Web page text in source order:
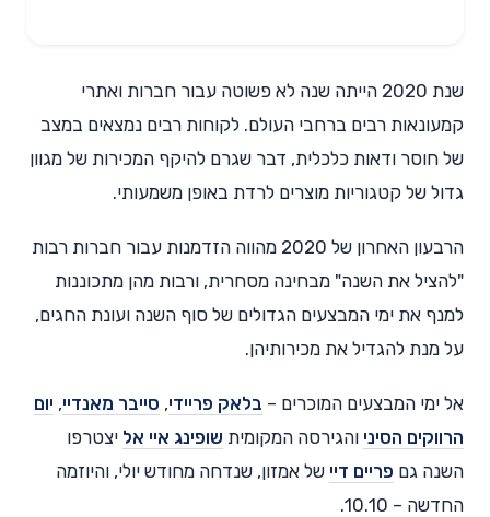
שנת 2020 הייתה שנה לא פשוטה עבור חברות ואתרי
קמעונאות רבים ברחבי העולם. לקוחות רבים נמצאים במצב
של חוסר ודאות כלכלית, דבר שגרם להיקף המכירות של מגוון
גדול של קטגוריות מוצרים לרדת באופן משמעותי.
הרבעון האחרון של 2020 מהווה הזדמנות עבור חברות רבות
"להציל את השנה" מבחינה מסחרית, ורבות מהן מתכוננות
למנף את ימי המבצעים הגדולים של סוף השנה ועונת החגים,
על מנת להגדיל את מכירותיהן.
אל ימי המבצעים המוכרים – בלאק פריידי, סייבר מאנדיי, יום
הרווקים הסיני והגירסה המקומית שופינג איי אל יצטרפו
השנה גם פריים דיי של אמזון, שנדחה מחודש יולי, והיוזמה
החדשה – 10.10.